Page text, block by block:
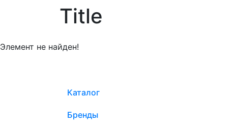
Title
Элемент не найден!
Каталог
Бренды